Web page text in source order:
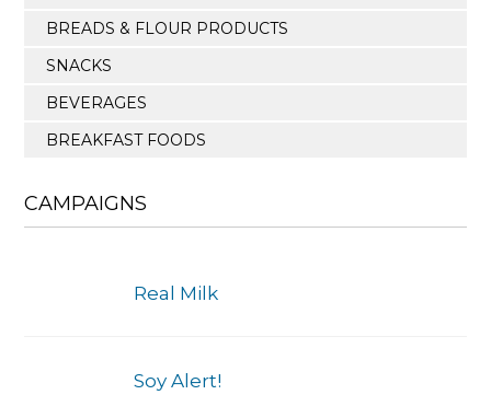
BREADS & FLOUR PRODUCTS
SNACKS
BEVERAGES
BREAKFAST FOODS
CAMPAIGNS
Real Milk
Soy Alert!